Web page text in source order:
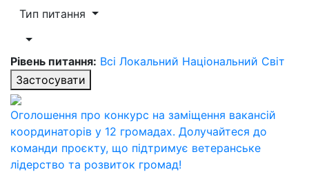
Тип питання
Рівень питання: Всі Локальний Національний Світ
Застосувати
Оголошення про конкурс на заміщення вакансій
координаторів у 12 громадах. Долучайтеся до
команди проєкту, що підтримує ветеранське
лідерство та розвиток громад!